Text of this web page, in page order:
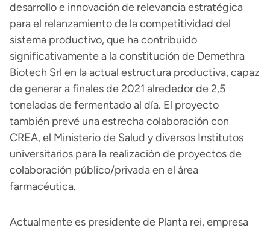
desarrollo e innovación de relevancia estratégica
para el relanzamiento de la competitividad del
sistema productivo, que ha contribuido
significativamente a la constitución de Demethra
Biotech Srl en la actual estructura productiva, capaz
de generar a finales de 2021 alrededor de 2,5
toneladas de fermentado al día. El proyecto
también prevé una estrecha colaboración con
CREA, el Ministerio de Salud y diversos Institutos
universitarios para la realización de proyectos de
colaboración público/privada en el área
farmacéutica.
Actualmente es presidente de Planta rei, empresa